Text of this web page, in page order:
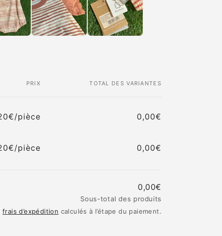
PRIX TOTAL DES VARIANTES
pièce 0,00€
pièce
0,00€
0,00€
Sous-total des produits
frais d’expédition calculés à l’étape du paiement.